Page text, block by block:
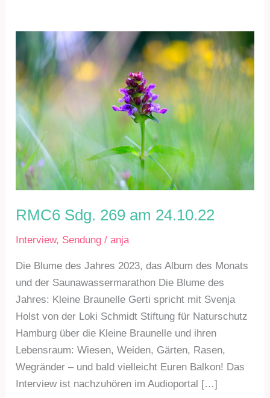
RMC6 Sdg. 269 am 24.10.22
Interview, Sendung /anja
Die Blume des Jahres 2023, das Album des Monats
und der Saunawassermarathon Die Blume des
Jahres: Kleine Braunelle Gerti spricht mit Svenja
Holst von der Loki Schmidt Stiftung für Naturschutz
Hamburg über die Kleine Braunelle und ihren
Lebensraum: Wiesen, Weiden, Gärten, Rasen,
Wegränder – und bald vielleicht Euren Balkon! Das
Interview ist nachzuhören im Audioportal […]